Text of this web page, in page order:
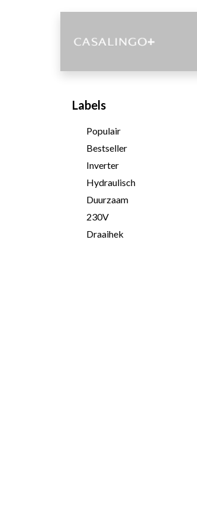
Labels
Populair
Bestseller
Inverter
Hydraulisch
Duurzaam
230V
Draaihek